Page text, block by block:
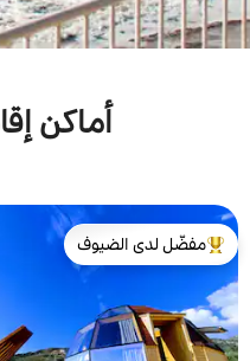
أماكن
من أبرز البيوت المفضّلة لدى
مفضّل لدى الضيوف